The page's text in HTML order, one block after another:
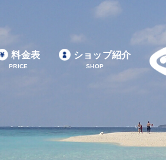
料金表
PRICE
ショップ紹介
SHOP